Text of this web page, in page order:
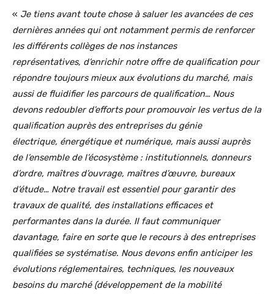
« Je tiens avant toute chose à saluer les avancées de ces
dernières années qui ont notamment permis de renforcer
les différents collèges de nos instances
représentatives, d’enrichir notre offre de qualification pour
répondre toujours mieux aux évolutions du marché, mais
aussi de fluidifier les parcours de qualification… Nous
devons redoubler d’efforts pour promouvoir les vertus de la
qualification auprès des entreprises du génie
électrique, énergétique et numérique, mais aussi auprès
de l’ensemble de l’écosystème : institutionnels, donneurs
d’ordre, maîtres d’ouvrage, maîtres d’œuvre, bureaux
d’étude… Notre travail est essentiel pour garantir des
travaux de qualité, des installations efficaces et
performantes dans la durée. Il faut communiquer
davantage, faire en sorte que le recours à des entreprises
qualifiées se systématise. Nous devons enfin anticiper les
évolutions réglementaires, techniques, les nouveaux
besoins du marché (développement de la mobilité